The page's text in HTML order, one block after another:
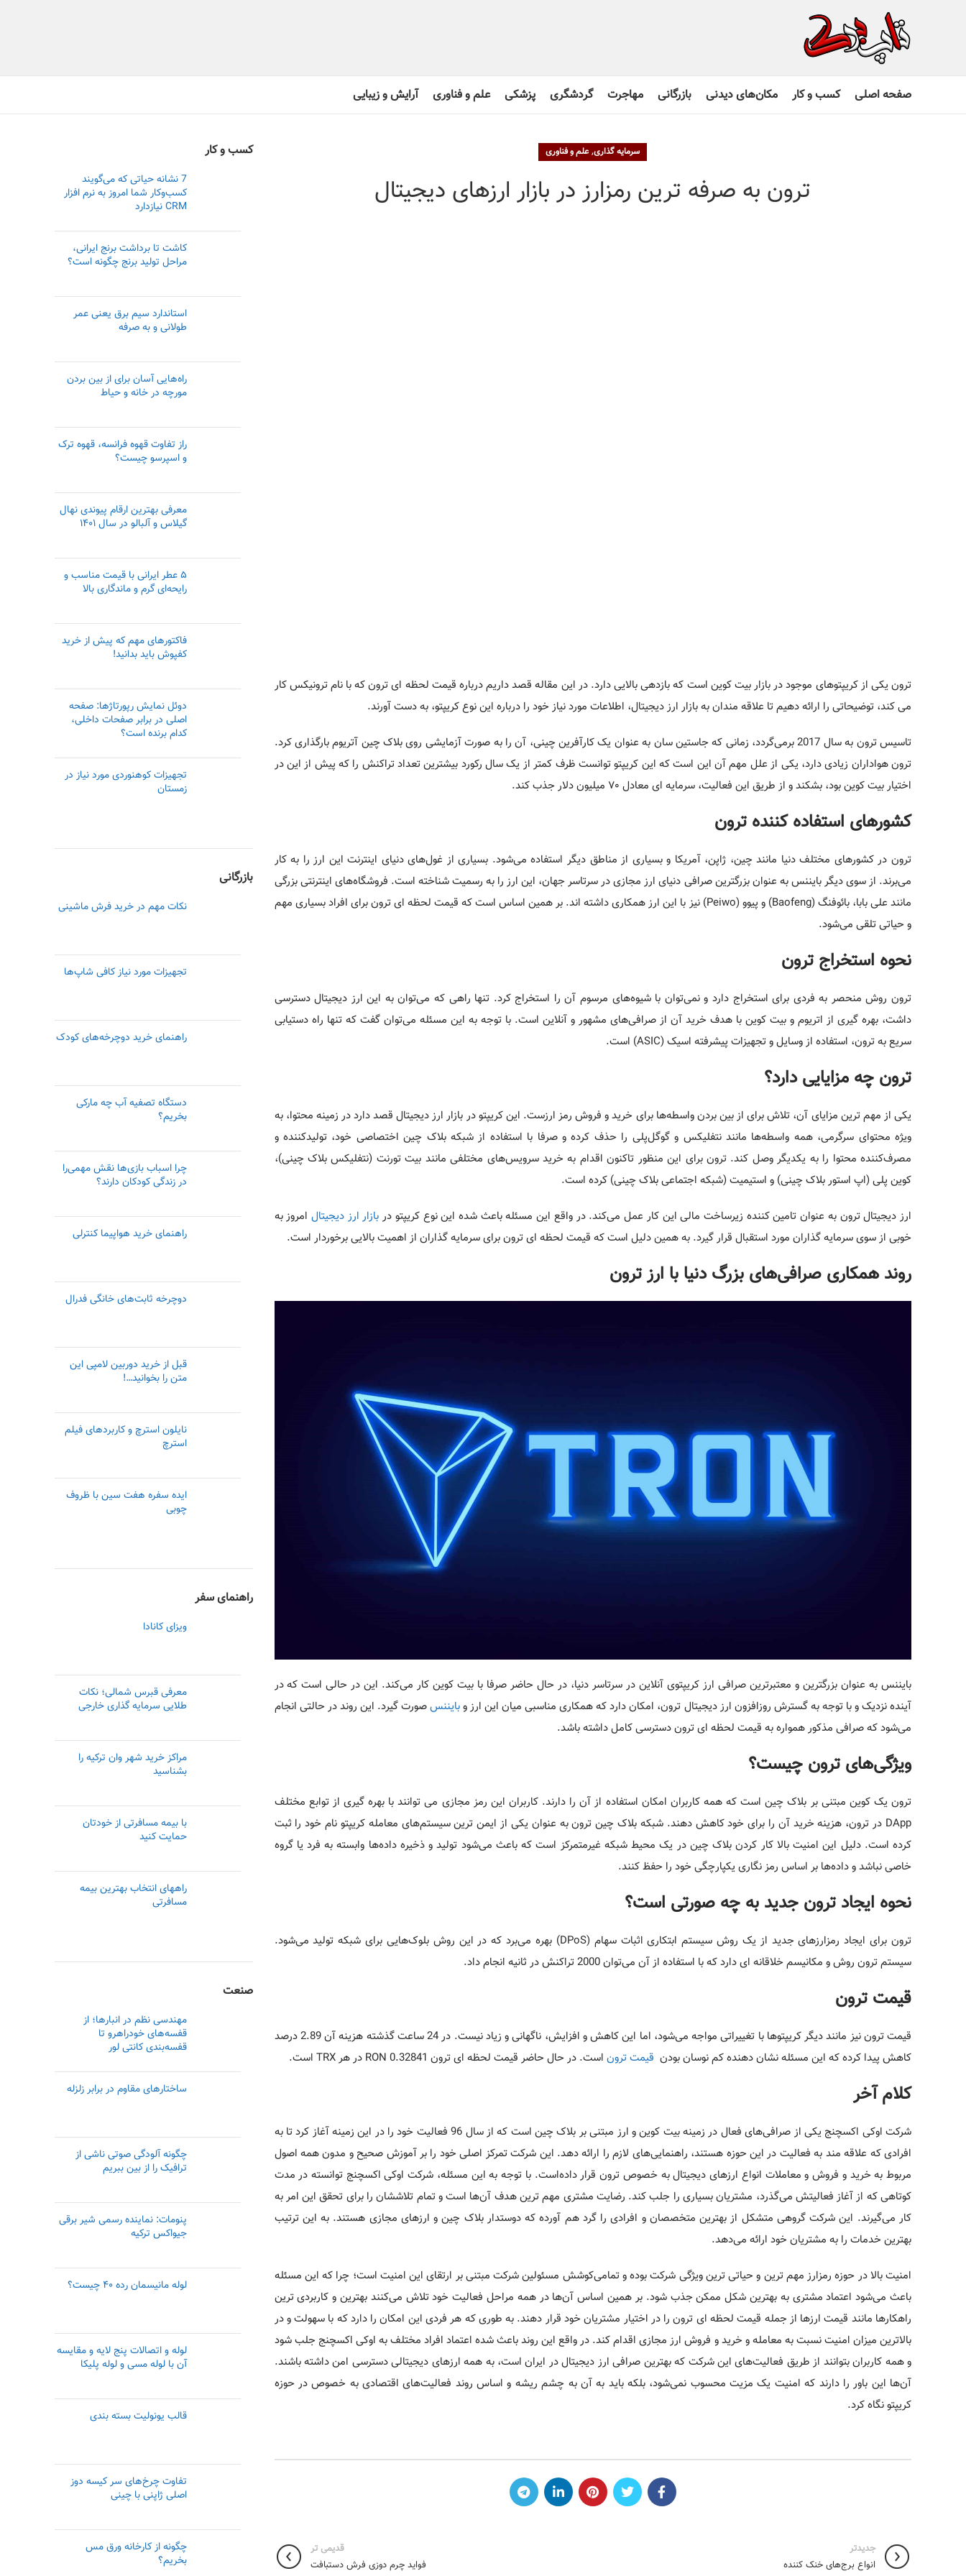
صفحه اصلی کسب و کار مکان‌های دیدنی بازرگانی مهاجرت گردشگری پزشکی علم و فناوری آرایش و زیبایی
سرمایه گذاری,علم و فناوری
ترون به صرفه ترین رمزارز در بازار ارزهای دیجیتال
ترون یکی از کریپتوهای موجود در بازار بیت‌ کوین است که بازدهی بالایی دارد. در این مقاله قصد داریم درباره قیمت لحظه ای ترون که با نام ترونیکس کار
می‌ کند، توضیحاتی را ارائه دهیم تا علاقه مندان به بازار ارز دیجیتال، اطلاعات مورد نیاز خود را درباره این نوع کریپتو، به دست آورند.
تاسیس ترون به سال 2017 برمی‌گردد، زمانی که جاستین سان به عنوان یک کارآفرین چینی، آن را به صورت آزمایشی روی بلاک چین آتریوم بارگذاری کرد.
ترون هواداران زیادی دارد، یکی از علل مهم آن این است که این کریپتو توانست ظرف کمتر از یک سال رکورد بیشترین تعداد تراکنش را که پیش از این در
اختیار بیت کوین بود، بشکند و از طریق این فعالیت، سرمایه ای معادل ۷۰ میلیون دلار جذب کند.
کشورهای استفاده کننده ترون
ترون در کشورهای مختلف دنیا مانند چین، ژاپن، آمریکا و بسیاری از مناطق دیگر استفاده می‌‌شود. بسیاری از غول‌های دنیای اینترنت این ارز را به کار
می‌برند. از سوی دیگر بایننس به عنوان بزرگترین صرافی دنیای ارز مجازی در سرتاسر جهان، این ارز را به رسمیت شناخته است. فروشگاه‌های اینترنتی بزرگی
مانند علی بابا، بائوفنگ (Baofeng) و پیوو (Peiwo) نیز با این ارز همکاری داشته‌ اند. بر همین اساس است که قیمت لحظه ای ترون برای افراد بسیاری مهم
و حیاتی تلقی می‌شود.
نحوه استخراج ترون
ترون روش منحصر به فردی برای استخراج دارد و نمی‌توان با شیوه‌های مرسوم آن را استخراج کرد. تنها راهی که می‌توان به این ارز دیجیتال دسترسی
داشت، بهره گیری از اتریوم و بیت کوین با هدف خرید آن از صرافی‌‌های مشهور و آنلاین است. با توجه به این مسئله می‌توان گفت که تنها راه دستیابی
سریع به ترون، استفاده از وسایل و تجهیزات پیشرفته اسیک (ASIC) است.
ترون چه مزایایی دارد؟
یکی از مهم ترین مزایای آن، تلاش برای از بین بردن واسطه‌ها برای خرید و فروش رمز ارزست. این کریپتو در بازار ارز دیجیتال قصد دارد در زمینه محتوا، به
ویژه محتوای سرگرمی، همه واسطه‌ها مانند نتفلیکس و گوگل‌پلی را حذف کرده و صرفا با استفاده از شبکه بلاک چین اختصاصی خود، تولیدکننده و
مصرف‌کننده محتوا را به یکدیگر وصل کند. ترون برای این منظور تاکنون اقدام به خرید سرویس‌‌های مختلفی مانند بیت ‌تورنت (نتفلیکس بلاک چینی)،
کوین ‌پلی (اپ ‌استور بلاک چینی) و استیمیت (شبکه ‌اجتماعی بلاک چینی) کرده است.
ارز دیجیتال ترون به عنوان تامین کننده زیرساخت مالی این کار عمل می‌کند. در واقع این مسئله باعث شده این نوع کریپتو در بازار ارز دیجیتال امروز به
خوبی از سوی سرمایه ‌گذاران مورد استقبال قرار گیرد. به همین دلیل است که قیمت لحظه ای ترون برای سرمایه گذاران از اهمیت بالایی برخوردار است.
روند همکاری صرافی‌های بزرگ دنیا با ارز ترون
بایننس به عنوان بزرگترین و معتبرترین صرافی ارز کریپتوی آنلاین در سرتاسر دنیا، در حال حاضر صرفا با بیت کوین کار می‌کند. این در حالی است که در
آینده نزدیک و با توجه به گسترش روزافزون ارز دیجیتال ترون، امکان دارد که همکاری مناسبی میان این ارز وبایننسصورت گیرد. این روند در حالتی انجام
می‌شود که صرافی مذکور همواره به قیمت لحظه ای ترون دسترسی کامل داشته باشد.
ویژگی‌های ترون چیست؟
ترون یک کوین مبتنی بر بلاک چین است که همه کاربران امکان استفاده از آن را دارند. کاربران این رمز مجازی می‌ توانند با بهره گیری از توابع مختلف
DApp در ترون، هزینه خرید آن را برای خود کاهش دهند. شبکه بلاک چین ترون به عنوان یکی از ایمن ترین سیستم‌های معامله کریپتو نام خود را ثبت
کرده است. دلیل این امنیت بالا کار کردن بلاک چین در یک محیط شبکه غیرمتمرکز است که باعث می‌شود تولید و ذخیره داده‌ها وابسته به فرد یا گروه
خاصی نباشد و داده‌ها بر اساس رمز نگاری یکپارچگی خود را حفظ کنند.
نحوه ایجاد ترون جدید به چه صورتی است؟
ترون برای ایجاد رمزارزهای جدید از یک روش سیستم ابتکاری اثبات سهام (DPoS) بهره می‌برد که در این روش بلوک‌هایی برای شبکه تولید می‌شود.
سیستم ترون روش و مکانیسم خلاقانه ای دارد که با استفاده از آن می‌توان 2000 تراکنش در ثانیه انجام داد.
قیمت ترون
قیمت ترون نیز مانند دیگر کریپتوها با تغییراتی مواجه می‌شود، اما این کاهش و افزایش، ناگهانی و زیاد نیست. در 24 ساعت گذشته هزینه آن 2.89 درصد
کاهش پیدا کرده که این مسئله نشان دهنده کم نوسان بودن قیمت ترون است. در حال حاضر قیمت لحظه ای ترون 0.32841 RON در هر TRX است.
کلام آخر
شرکت اوکی اکسچنج یکی از صرافی‌های فعال در زمینه بیت کوین و ارز مبتنی بر بلاک چین است که از سال 96 فعالیت خود را در این زمینه آغاز کرد تا به
افرادی که علاقه مند به فعالیت در این حوزه هستند، راهنمایی‌های لازم را ارائه دهد. این شرکت تمرکز اصلی خود را بر آموزش صحیح و مدون همه اصول
مربوط به خرید و فروش و معاملات انواع ارزهای دیجیتال به خصوص ترون قرار داده‌است. با توجه به این مسئله، شرکت اوکی اکسچنج توانسته در مدت
کوتاهی که از آغاز فعالیتش می‌گذرد، مشتریان بسیاری را جلب کند. رضایت مشتری مهم ترین هدف آن‌ها است و تمام تلاششان را برای تحقق این امر به
کار می‌گیرند. این شرکت گروهی متشکل از بهترین متخصصان و افرادی را گرد هم آورده که دوستدار بلاک چین و ارزهای مجازی هستند. به این ترتیب
بهترین خدمات را به مشتریان خود ارائه می‌دهد.
امنیت بالا در حوزه رمزارز مهم ترین و حیاتی ترین ویژگی شرکت بوده و تمامی‌کوشش مسئولین شرکت مبتنی بر ارتقای این امنیت است؛ چرا که این مسئله
باعث می‌شود اعتماد مشتری به بهترین شکل ممکن جذب شود. بر همین اساس آن‌‌ها در همه مراحل فعالیت خود تلاش می‌کنند بهترین و کاربردی ترین
راهکارها مانند قیمت ارزها از جمله قیمت لحظه ای ترون را در اختیار مشتریان خود قرار دهند. به طوری که هر فردی این امکان را دارد که با سهولت و در
بالاترین میزان امنیت نسبت به معامله و خرید و فروش ارز مجازی اقدام کند. در واقع این روند باعث شده اعتماد افراد مختلف به اوکی اکسچنج جلب شود
و همه کاربران بتوانند از طریق فعالیت‌های این شرکت که بهترین صرافی ارز دیجیتال در ایران است، به همه ارزهای دیجیتالی دسترسی امن داشته باشند.
آن‌ها این باور را دارند که امنیت یک مزیت محسوب نمی‌شود، بلکه باید به آن به چشم ریشه و اساس روند فعالیت‌های اقتصادی به خصوص در حوزه
کریپتو نگاه کرد.
جدیدتر
انواع برج‌های خنک کننده
قدیمی تر
فواید چرم دوزی فرش دستبافت
کسب و کار
7 نشانه حیاتی که می‌گویند
کسب‌وکار شما امروز به نرم افزار
CRM نیازدارد
کاشت تا برداشت برنج ایرانی،
مراحل تولید برنج چگونه است؟
استاندارد سیم برق یعنی عمر
طولانی و به صرفه
راه‌هایی آسان برای از بین بردن
مورچه در خانه و حیاط
راز تفاوت قهوه فرانسه، قهوه ترک
و اسپرسو چیست؟
معرفی بهترین ارقام پیوندی نهال
گیلاس و آلبالو در سال ۱۴۰۱
۵ عطر ایرانی با قیمت مناسب و
رایحه‌ای گرم و ماندگاری بالا
فاکتورهای مهم که پیش از خرید
کفپوش باید بدانید!
دوئل نمایش رپورتاژها: صفحه
اصلی در برابر صفحات داخلی،
کدام برنده است؟
تجهیزات کوهنوردی مورد نیاز در
زمستان
بازرگانی
نکات مهم در خرید فرش ماشینی
تجهیزات مورد نیاز کافی شاپ‌ها
راهنمای خرید دوچرخه‌های کودک
دستگاه تصفیه آب چه مارکی
بخریم؟
چرا اسباب بازی‌ها نقش مهمی‌را
در زندگی کودکان دارند؟
راهنمای خرید هواپیما کنترلی
دوچرخه ثابت‌های خانگی فدرال
قبل از خرید دوربین لامپی این
متن را بخوانید…!
نایلون استرچ و کاربردهای فیلم
استرچ
ایده سفره هفت سین با ظروف
چوبی
راهنمای سفر
ویزای کانادا
معرفی قبرس شمالی؛ نکات
طلایی سرمایه گذاری خارجی
مراکز خرید شهر وان ترکیه را
بشناسید
با بیمه مسافرتی از خودتان
حمایت کنید
راههای انتخاب بهترین بیمه
مسافرتی
صنعت
مهندسی نظم در انبارها؛ از
قفسه‌های خودراهرو تا
قفسه‌بندی کانتی لور
ساختارهای مقاوم در برابر زلزله
چگونه آلودگی صوتی ناشی از
ترافیک را از بین ببریم
پنومات: نماینده رسمی‌ شیر برقی
جیواکس ترکیه
لوله مانیسمان رده ۴۰ چیست؟
لوله و اتصالات پنج لایه و مقایسه
آن با لوله مسی و لوله پلیکا
قالب یونولیت بسته بندی
تفاوت چرخ‌های سر کیسه دوز
اصلی ژاپنی با چینی
چگونه از کارخانه ورق مس
بخریم؟